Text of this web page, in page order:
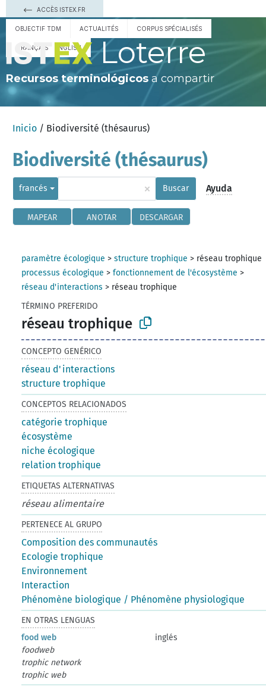
ACCÈS ISTEX.FR
OBJECTIF TDM ACTUALITÉS CORPUS SPÉCIALISÉS
FRANÇAIS ENGLISH Loterre
Recursos terminológicos a compartir
Inicio / Biodiversité (thésaurus)
Biodiversité (thésaurus)
francés × Buscar Ayuda
MAPEAR ANOTAR DESCARGAR
paramètre écologique >structure trophique > réseau trophique
processus écologique >fonctionnement de l'écosystème >
réseau d'interactions > réseau trophique
TÉRMINO PREFERIDO
réseau trophique
CONCEPTO GENÉRICO
réseau d'interactions
structure trophique
CONCEPTOS RELACIONADOS
catégorie trophique
écosystème
niche écologique
relation trophique
ETIQUETAS ALTERNATIVAS
réseau alimentaire
PERTENECE AL GRUPO
Composition des communautés
Ecologie trophique
Environnement
Interaction
Phénomène biologique / Phénomène physiologique
EN OTRAS LENGUAS
food web
inglés
foodweb
trophic network
trophic web